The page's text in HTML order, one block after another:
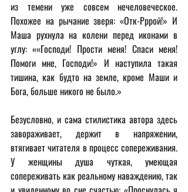
из темени уже совсем нечеловеческое.
Похожее на рычание зверя: «Отк-Рррой!» И
Маша рухнула на колени перед иконами в
углу: ««Господи! Прости меня! Спаси меня!
Помоги мне, Господи!» И наступила такая
тишина, как будто на земле, кроме Маши и
Бога, больше никого не было.»
Безусловно, и сама стилистика автора здесь
завораживает, держит в напряжении,
втягивает читателя в процесс сопереживания.
У женщины душа чуткая, умеющая
сопереживать как реальному наваждению, так